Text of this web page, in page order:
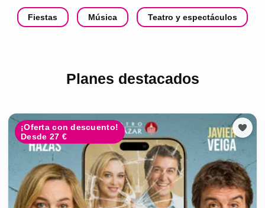
Fiestas Música Teatro y espectáculos
Planes destacados
¡Oferta con descuento!
Desde 27 €